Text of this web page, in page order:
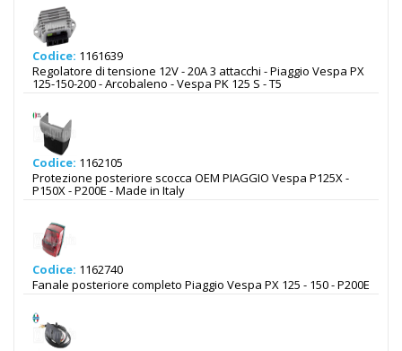
Codice: 1161639
Regolatore di tensione 12V - 20A 3 attacchi - Piaggio Vespa PX
125-150-200 - Arcobaleno - Vespa PK 125 S - T5
Codice: 1162105
Protezione posteriore scocca OEM PIAGGIO Vespa P125X -
P150X - P200E - Made in Italy
Codice: 1162740
Fanale posteriore completo Piaggio Vespa PX 125 - 150 - P200E